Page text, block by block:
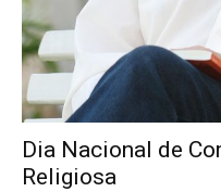
Dia Nacional de
Religiosa